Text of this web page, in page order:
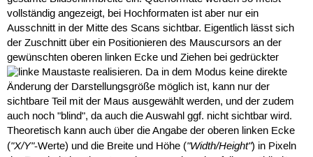
vollständig angezeigt, bei Hochformaten ist aber nur ein
Ausschnitt in der Mitte des Scans sichtbar. Eigentlich lässt sich
der Zuschnitt über ein Positionieren des Mauscursors an der
gewünschten oberen linken Ecke und Ziehen bei gedrückter
realisieren. Da in dem Modus keine direkte
Änderung der Darstellungsgröße möglich ist, kann nur der
sichtbare Teil mit der Maus ausgewählt werden, und der zudem
auch noch "blind", da auch die Auswahl ggf. nicht sichtbar wird.
Theoretisch kann auch über die Angabe der oberen linken Ecke
("X/Y"-Werte) und die Breite und Höhe ("Width/Height") in Pixeln